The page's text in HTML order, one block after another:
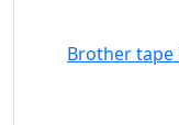
Brother tape